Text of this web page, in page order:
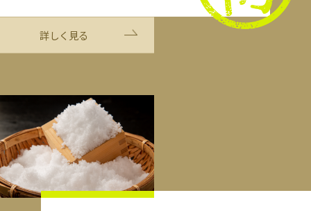
詳しく見る